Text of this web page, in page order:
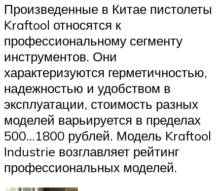
Произведенные в Китае пистолеты
Kraftool относятся к
профессиональному сегменту
инструментов. Они
характеризуются герметичностью,
надежностью и удобством в
эксплуатации, стоимость разных
моделей варьируется в пределах
500…1800 рублей. Модель Kraftool
Industrie возглавляет рейтинг
профессиональных моделей.